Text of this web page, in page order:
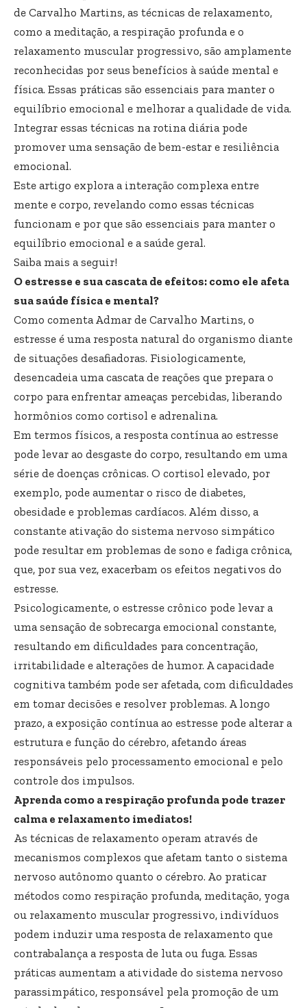
de Carvalho Martins, as técnicas de relaxamento,
como a meditação, a respiração profunda e o
relaxamento muscular progressivo, são amplamente
reconhecidas por seus benefícios à saúde mental e
física. Essas práticas são essenciais para manter o
equilíbrio emocional e melhorar a qualidade de vida.
Integrar essas técnicas na rotina diária pode
promover uma sensação de bem-estar e resiliência
emocional.
Este artigo explora a interação complexa entre
mente e corpo, revelando como essas técnicas
funcionam e por que são essenciais para manter o
equilíbrio emocional e a saúde geral.
Saiba mais a seguir!
O estresse e sua cascata de efeitos: como ele afeta
sua saúde física e mental?
Como comenta Admar de Carvalho Martins, o
estresse é uma resposta natural do organismo diante
de situações desafiadoras. Fisiologicamente,
desencadeia uma cascata de reações que prepara o
corpo para enfrentar ameaças percebidas, liberando
hormônios como cortisol e adrenalina.
Em termos físicos, a resposta contínua ao estresse
pode levar ao desgaste do corpo, resultando em uma
série de doenças crônicas. O cortisol elevado, por
exemplo, pode aumentar o risco de diabetes,
obesidade e problemas cardíacos. Além disso, a
constante ativação do sistema nervoso simpático
pode resultar em problemas de sono e fadiga crônica,
que, por sua vez, exacerbam os efeitos negativos do
estresse.
Psicologicamente, o estresse crônico pode levar a
uma sensação de sobrecarga emocional constante,
resultando em dificuldades para concentração,
irritabilidade e alterações de humor. A capacidade
cognitiva também pode ser afetada, com dificuldades
em tomar decisões e resolver problemas. A longo
prazo, a exposição contínua ao estresse pode alterar a
estrutura e função do cérebro, afetando áreas
responsáveis pelo processamento emocional e pelo
controle dos impulsos.
Aprenda como a respiração profunda pode trazer
calma e relaxamento imediatos!
As técnicas de relaxamento operam através de
mecanismos complexos que afetam tanto o sistema
nervoso autônomo quanto o cérebro. Ao praticar
métodos como respiração profunda, meditação, yoga
ou relaxamento muscular progressivo, indivíduos
podem induzir uma resposta de relaxamento que
contrabalança a resposta de luta ou fuga. Essas
práticas aumentam a atividade do sistema nervoso
parassimpático, responsável pela promoção de um